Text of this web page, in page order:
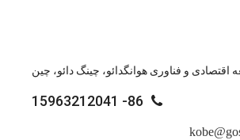
اقتصادی و فناوری هوانگدائو، چینگ دائو، چین

86- 15963212041